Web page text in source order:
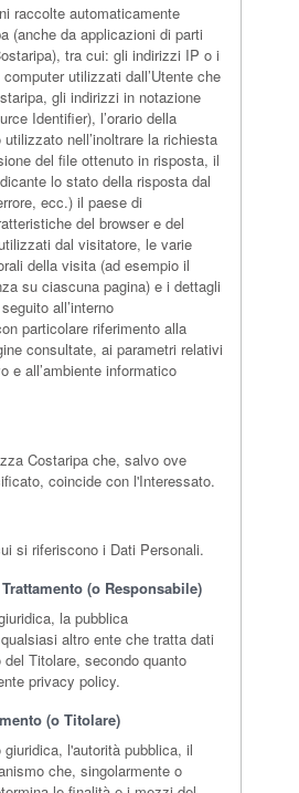
raccolte automaticamente
(anche da applicazioni di parti
tra cui: gli indirizzi IP o i
utilizzati dall’Utente che
gli indirizzi in notazione
Identifier), l’orario della
nell’inoltrare la richiesta
del file ottenuto in risposta, il
lo stato della risposta dal
ecc.) il paese di
del browser e del
dal visitatore, le varie
della visita (ad esempio il
su ciascuna pagina) e i dettagli
all’interno
particolare riferimento alla
consultate, ai parametri relativi
e all’ambiente informatico
Costaripa che, salvo ove
coincide con l'Interessato.
si riferiscono i Dati Personali.
(o Responsabile)
la pubblica
altro ente che tratta dati
Titolare, secondo quanto
privacy policy.
(o Titolare)
l'autorità pubblica, il
che, singolarmente o